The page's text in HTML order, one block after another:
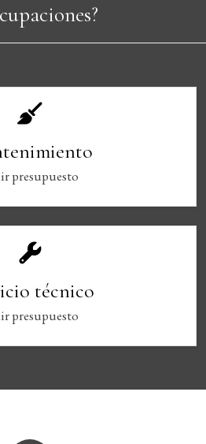
presupuesto
técnico
presupuesto